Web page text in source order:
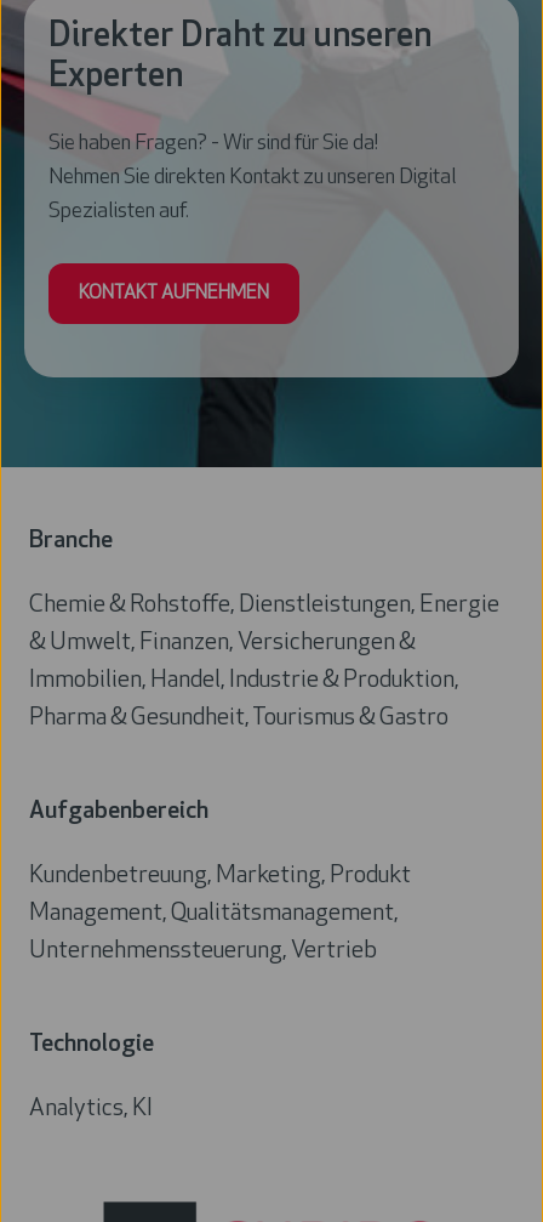
Direkter Draht zu unseren
Experten
Sie haben Fragen? - Wir sind für Sie da!
Nehmen Sie direkten Kontakt zu unseren Digital
Spezialisten auf.
KONTAKT AUFNEHMEN
Branche
Chemie & Rohstoffe, Dienstleistungen, Energie
& Umwelt, Finanzen, Versicherungen &
Immobilien, Handel, Industrie & Produktion,
Pharma & Gesundheit, Tourismus & Gastro
Aufgabenbereich
Kundenbetreuung, Marketing, Produkt
Management, Qualitätsmanagement,
Unternehmenssteuerung, Vertrieb
Technologie
Analytics, KI